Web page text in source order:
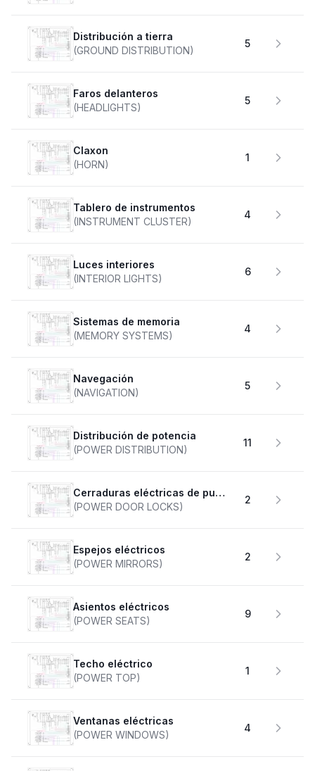
Distribución a tierra
(GROUND DISTRIBUTION)
5
faros delanteros
(HEADLIGHTS)
5
claxon
(HORN)
1
Tablero de instrumentos
(INSTRUMENT CLUSTER)
4
Luces interiores
(INTERIOR LIGHTS)
6
Sistemas de memoria
(MEMORY SYSTEMS)
4
Navegación
(NAVIGATION)
5
Distribución de potencia
(POWER DISTRIBUTION)
11
Cerraduras eléctricas de puertas
(POWER DOOR LOCKS)
2
Espejos eléctricos
(POWER MIRRORS)
2
Asientos eléctricos
(POWER SEATS)
9
Techo eléctrico
(POWER TOP)
1
Ventanas eléctricas
(POWER WINDOWS)
4